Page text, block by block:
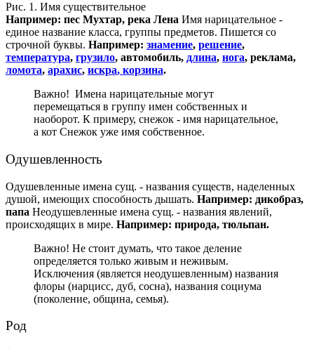
Рис. 1. Имя существительное
Например: пес Мухтар, река Лена Имя нарицательное -
единое название класса, группы предметов. Пишется со
строчной буквы. Например: знамение, решение,
температура, грузило, автомобиль, длина, нога, реклама,
ломота, арахис, искра, корзина.
Важно! Имена нарицательные могут
перемещаться в группу имен собственных и
наоборот. К примеру, снежок - имя нарицательное,
а кот Снежок уже имя собственное.
Одушевленность
Одушевленные имена сущ. - названия существ, наделенных
душой, имеющих способность дышать. Например: дикобраз,
папа Неодушевленные имена сущ. - названия явлений,
происходящих в мире. Например: природа, тюльпан.
Важно! Не стоит думать, что такое деление
определяется только живым и неживым.
Исключения (является неодушевленным) названия
флоры (нарцисс, дуб, сосна), названия социума
(поколение, община, семья).
Род